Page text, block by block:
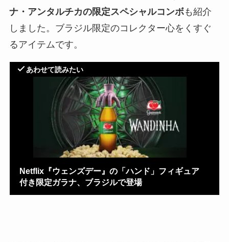
ナ・アンタルチカの限定スペシャルコンボも紹介
しました。ブラジル限定のコレクター心をくすぐ
るアイテムです。
あわせて読みたい
Netflix『ウェンズデー』の「ハンド」フィギュア
付き限定ガラナ、ブラジルで登場